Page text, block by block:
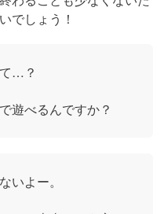
でしょう！
…？
遊べるんですか？
いよー。